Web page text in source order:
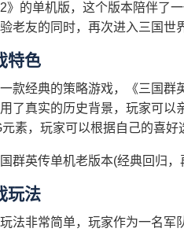
》的单机版，这个版本陪伴了
老友的同时，再次进入三国世
特色
款经典的策略游戏，《三国群
了真实的历史背景，玩家可以
元素，玩家可以根据自己的喜好
玩法
法非常简单，玩家作为一名军